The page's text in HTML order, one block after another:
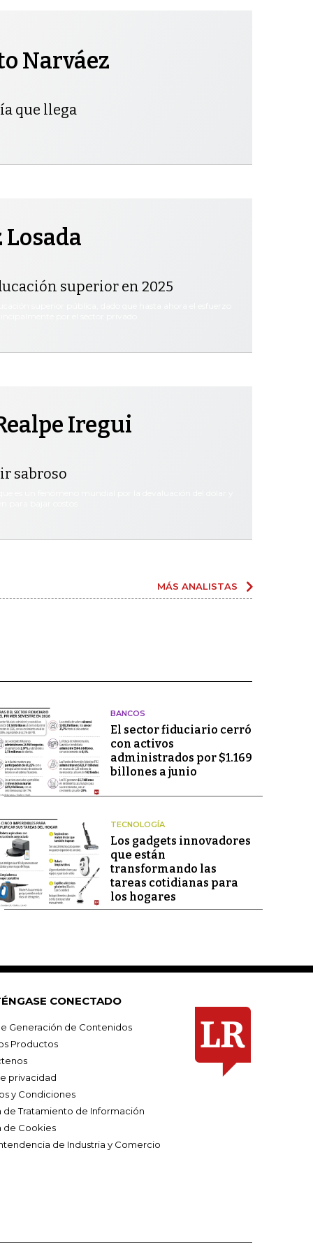
Narváez
que llega
superior en 2025
Iregui
sabroso
MÁS ANALISTAS
BANCOS
El sector fiduciario cerró
con activos
administrados por $1.169
billones a junio
TECNOLOGÍA
Los gadgets innovadores
que están
transformando las
tareas cotidianas para
los hogares
CONECTADO
Generación de Contenidos
Productos
privacidad
y Condiciones
de Tratamiento de Información
de Cookies
de Industria y Comercio